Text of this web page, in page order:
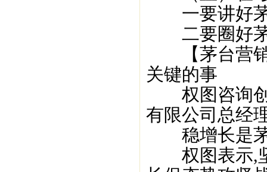
一要讲好茅
二要圈好茅
【茅台营销
关键的事
权图咨询创
有限公司总经
稳增长是茅
权图表示,坚